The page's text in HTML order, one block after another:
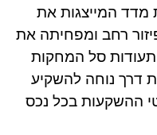
מדד המייצגות את
רחב ומפחיתה את
תעודות סל המחקות
דרך נוחה להשקיע
לפרטי ההשקעות בכל נכס